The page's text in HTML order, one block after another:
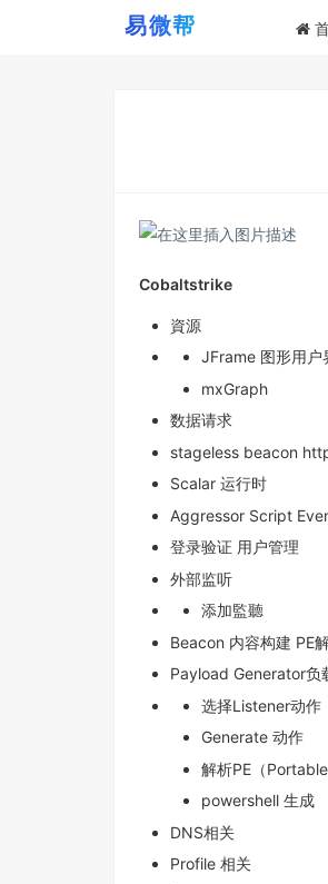
Cobaltstrike
資源
JFrame 图形用户
mxGraph
数据请求
stageless beacon
Scalar 运行时
Aggressor Script
登录验证 用户管理
外部监听
添加監聽
Beacon 内容构建 PE
Payload Generator负
选择Listener动作
Generate 动作
解析PE（
powershell 生成
DNS相关
Profile 相关